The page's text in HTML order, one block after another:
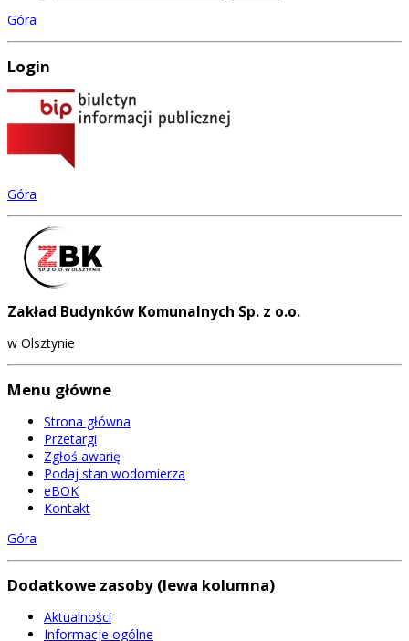
Góra
Login
Góra
Zakład Budynków Komunalnych Sp. z o.o.
w Olsztynie
Menu główne
Strona główna
Przetargi
Zgłoś awarię
Podaj stan wodomierza
eBOK
Kontakt
Góra
Dodatkowe zasoby (lewa kolumna)
Aktualności
Informacje ogólne